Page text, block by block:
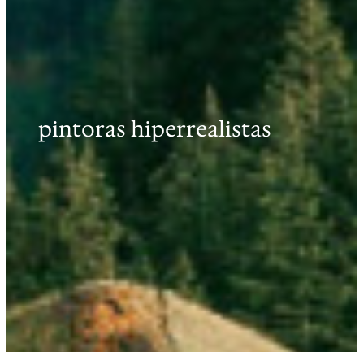
pintoras hiperrealistas